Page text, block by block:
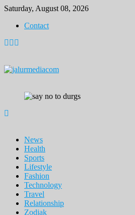
Skip
content
Saturday, August 08, 2026
Contact
News
Health
Sports
Lifestyle
Fashion
Technology
Travel
Relationship
Zodiak